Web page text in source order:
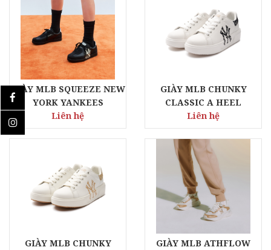
GIÀY MLB SQUEEZE NEW
YORK YANKEES
Liên hệ
GIÀY MLB CHUNKY
CLASSIC A HEEL
MONOGRAM NEW YORK
YANKEES - BLACK
Liên hệ
GIÀY MLB CHUNKY
GIÀY MLB ATHFLOW